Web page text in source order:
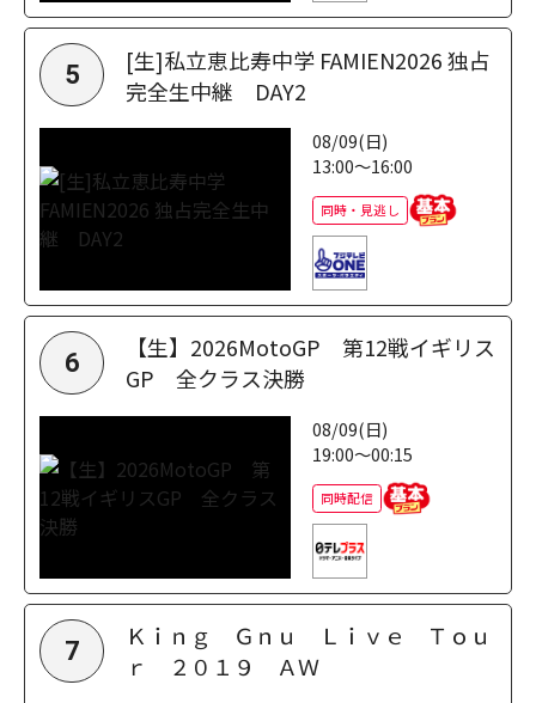
5
[生]私立恵比寿中学 FAMIEN2026 独占
完全生中継 DAY2
08/09(日)
13:00～16:00
同時・見逃し
6
【生】2026MotoGP 第12戦イギリス
GP 全クラス決勝
08/09(日)
19:00～00:15
同時配信
7
Ｋｉｎｇ Ｇｎｕ Ｌｉｖｅ Ｔｏｕ
ｒ ２０１９ ＡＷ